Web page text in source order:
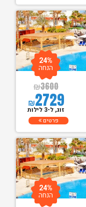
₪3600
₪2729
24%
הנחה
זוג, ל-3 לילות
פרטים
24%
הנחה